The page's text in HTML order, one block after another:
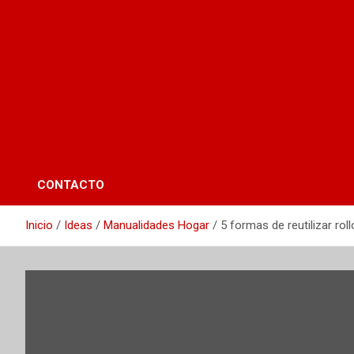
CONTACTO
Inicio Ideas Manualidades Hogar 5 formas de reutilizar